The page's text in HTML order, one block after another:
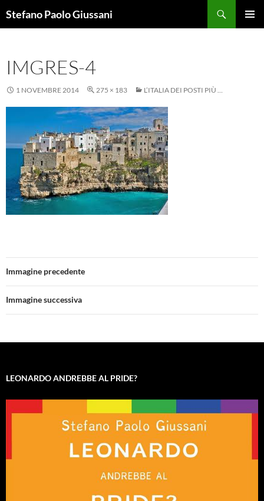
alStefano Paolo Giussani
IMGRES-4
1 NOVEMBRE 2014 275 × 183 L’ITALIA DEI POSTI PIÙ …
Immagine precedente
Immagine successiva
LEONARDO ANDREBBE AL PRIDE?